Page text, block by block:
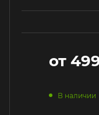
от
В наличии